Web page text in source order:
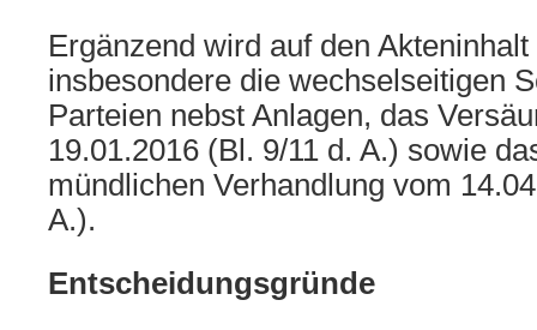
Ergänzend wird auf den
insbesondere die wechselseitigen
Parteien nebst Anlagen, das
19.01.2016 (Bl. 9/11 d. A.) sowie
mündlichen Verhandlung vom
A.).
Entscheidungsgründe